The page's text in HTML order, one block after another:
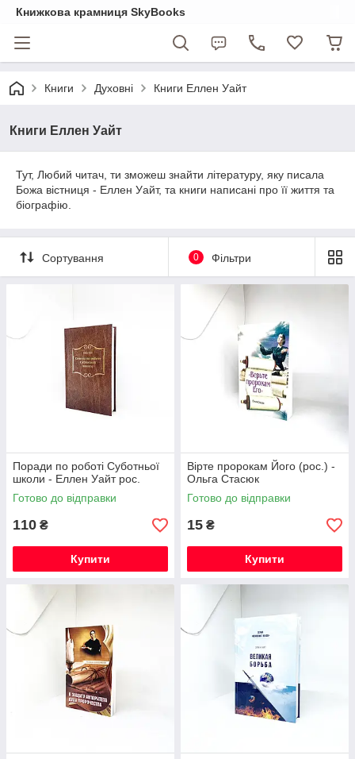
Книжкова крамниця SkyBooks
Книги Духовні Книги Еллен Уайт
Книги Еллен Уайт
Тут, Любий читач, ти зможеш знайти літературу, яку писала
Божа вістниця - Еллен Уайт, та книги написані про її життя та
біографію.
Сортування 0 Фільтри
Поради по роботі Суботньої
школи - Еллен Уайт рос.
Готово до відправки
110 ₴
Купити
Вірте пророкам Його (рос.) -
Ольга Стасюк
Готово до відправки
15 ₴
Купити